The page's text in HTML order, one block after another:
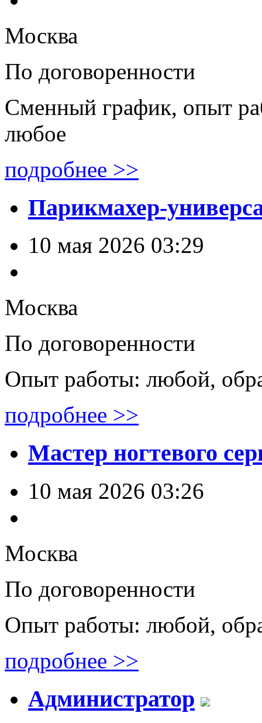
Москва
По договоренности
Сменный график, опыт
любое
подробнее >>
Парикмахер-
10 мая 2026 03:29
Москва
По договоренности
Опыт работы: любой,
подробнее >>
Мастер ногтевого
10 мая 2026 03:26
Москва
По договоренности
Опыт работы: любой,
подробнее >>
Администратор